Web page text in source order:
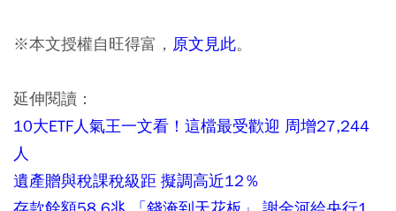
※本文授權自旺得富， 原文見此。
延伸閱讀：
10大ETF人氣王一文看！這檔最受歡迎 周增27,244
人
遺產贈與稅課稅級距 擬調高近12％